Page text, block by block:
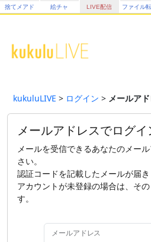
捨てメアド 絵チャ LIVE配信 ファイル
kukuluLIVE > ログイン > メールアド
メールアドレスでログイ
メールを受信できるあなたのメー
さい。
認証コードを記載したメールが届き
アカウントが未登録の場合は、そ
す。
メールアドレス